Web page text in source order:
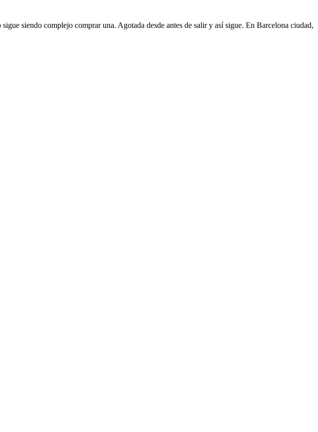
siendo complejo comprar una. Agotada desde antes de salir y así sigue. En Barcelona ciudad,